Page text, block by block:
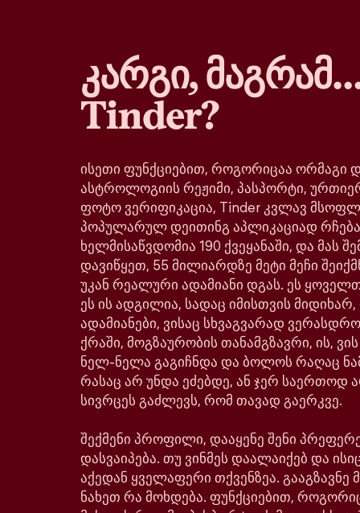
კარგი,
Tinder?
ისეთი ფუნქციებით, როგორიცაა ორმაგი
ასტროლოგიის რეჟიმი, პასპორტი,
ფოტო ვერიფიკაცია, Tinder კვლავ
პოპულარულ დეითინგ აპლიკაციად
ხელმისაწვდომია 190 ქვეყანაში, და მას
დავიწყეთ, 55 მილიარდზე მეტი მეჩი
უკან რეალური ადამიანი დგას. ეს
ეს ის ადგილია, სადაც იმისთვის
ადამიანები, ვისაც სხვაგვარად
ქრაში, მოგზაურობის თანამგზავრი, ის,
ნელ-ნელა გაგიჩნდა და ბოლოს რაღაც
რასაც არ უნდა ეძებდე, ან ჯერ საერთოდ
სივრცეს გაძლევს, რომ თავად გაერკვე.
შექმენი პროფილი, დააყენე შენი
დასვაიპება. თუ ვინმეს დაალაიქებ და
აქედან ყველაფერი თქვენზეა. გააგზავნე
ნახეთ რა მოხდება. ფუნქციებით,